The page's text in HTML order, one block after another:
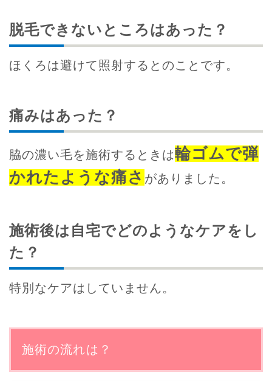
脱毛できないところはあった？
ほくろは避けて照射するとのことです。
痛みはあった？
脇の濃い毛を施術するときは輪ゴムで弾
かれたような痛さ がありました。
施術後は自宅でどのようなケアをし
た？
特別なケアはしていません。
施術の流れは？